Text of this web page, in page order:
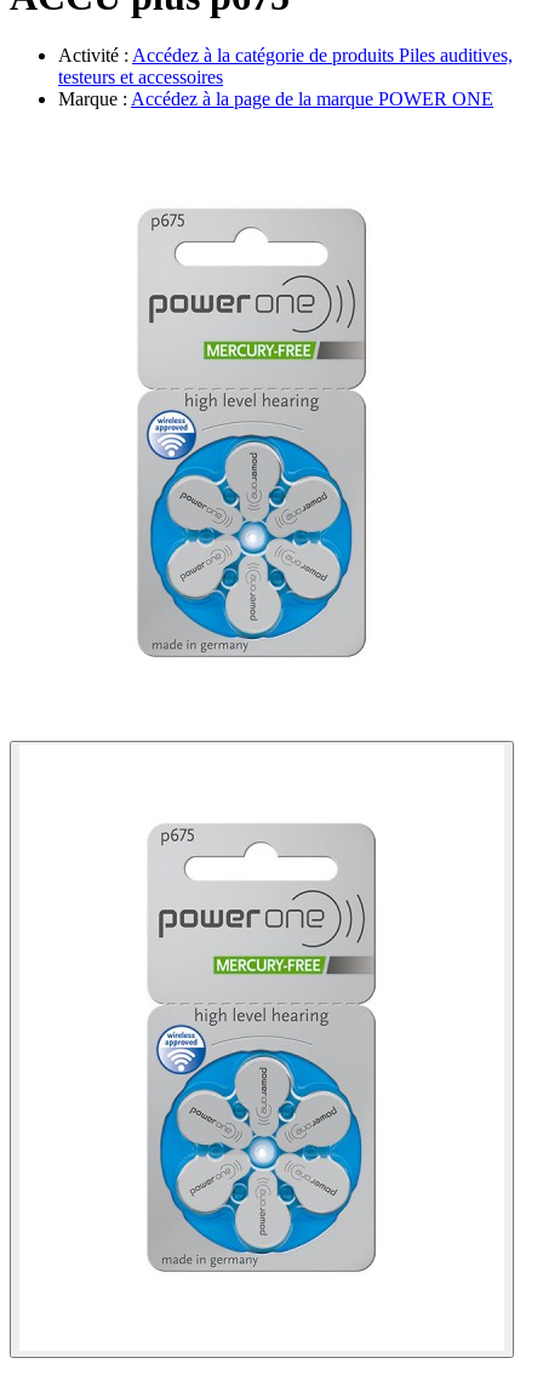
Évènements
Activité : Accédez à la catégorie de produits Piles auditives,
testeurs et accessoires
Marque : Accédez à la page de la marque POWER ONE